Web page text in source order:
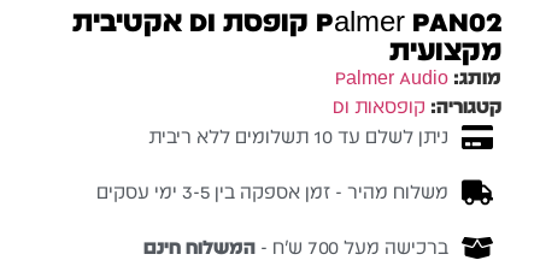
Palmer PAN02 קופסת DI אקטיבית
מקצועית
מותג:Palmer Audio
קטגוריה: קופסאות DI
ניתן לשלם עד 10 תשלומים ללא ריבית
משלוח מהיר - זמן אספקה בין 3-5 ימי עסקים
ברכישה מעל 700 ש״ח - המשלוח חינם